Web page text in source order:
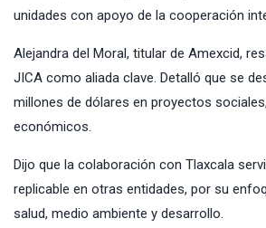
unidades con apoyo de la cooperación
Alejandra del Moral, titular de Amexcid,
JICA como aliada clave. Detalló que se
millones de dólares en proyectos
económicos.
Dijo que la colaboración con Tlaxcala
replicable en otras entidades, por su
salud, medio ambiente y desarrollo.